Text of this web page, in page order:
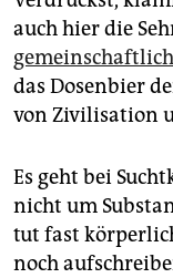
auch hier die
das Dosenbier
von Zivilisation
Es geht bei
nicht um
tut fast
noch